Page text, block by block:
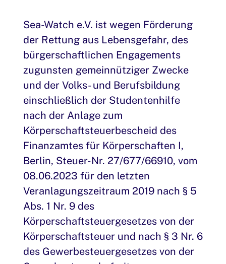
Sea-Watch e.V. ist wegen Förderung
der Rettung aus Lebensgefahr, des
bürgerschaftlichen Engagements
zugunsten gemeinnütziger Zwecke
und der Volks- und Berufsbildung
einschließlich der Studentenhilfe
nach der Anlage zum
Körperschaftsteuerbescheid des
Finanzamtes für Körperschaften I,
Berlin, Steuer-Nr. 27/677/66910, vom
08.06.2023 für den letzten
Veranlagungszeitraum 2019 nach § 5
Abs. 1 Nr. 9 des
Körperschaftsteuergesetzes von der
Körperschaftsteuer und nach § 3 Nr. 6
des Gewerbesteuergesetzes von der